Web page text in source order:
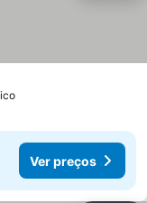
Ver preços